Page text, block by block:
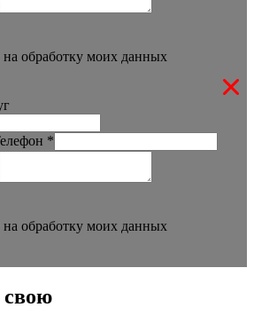
на обработку моих данных
*
на обработку моих данных